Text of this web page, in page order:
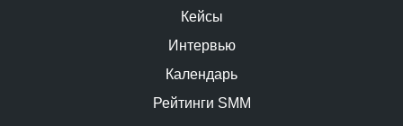
Кейсы
Интервью
Календарь
Рейтинги SMM